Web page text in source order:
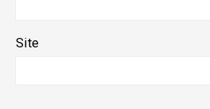
Site